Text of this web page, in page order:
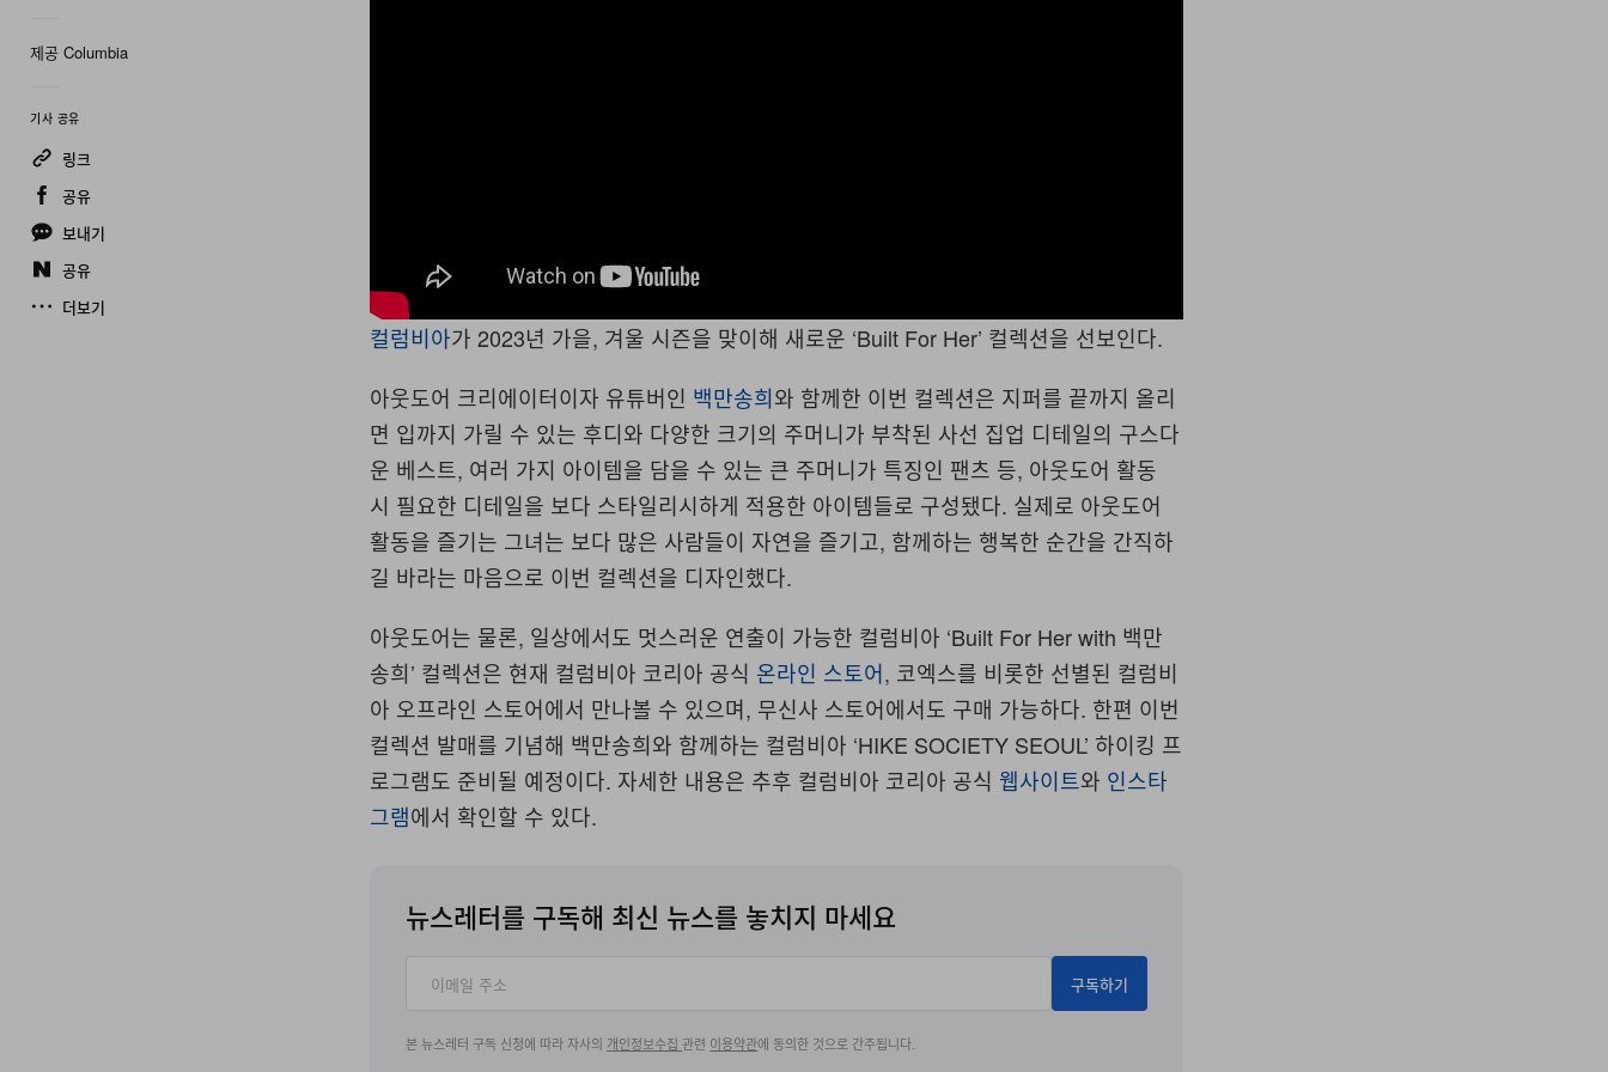
제공 Columbia
기사 공유
링크
공유
보내기
공유
더보기
?si=0OMrEnr5QWl1TEVk
컬럼비아가 2023년 가을, 겨울 시즌을 맞이해 새로운 ‘Built For Her’ 컬렉션을 선보인다.
아웃도어 크리에이터이자 유튜버인 백만송희와 함께한 이번 컬렉션은 지퍼를 끝까지 올리
면 입까지 가릴 수 있는 후디와 다양한 크기의 주머니가 부착된 사선 집업 디테일의 구스다
운 베스트, 여러 가지 아이템을 담을 수 있는 큰 주머니가 특징인 팬츠 등, 아웃도어 활동
시 필요한 디테일을 보다 스타일리시하게 적용한 아이템들로 구성됐다. 실제로 아웃도어
활동을 즐기는 그녀는 보다 많은 사람들이 자연을 즐기고, 함께하는 행복한 순간을 간직하
길 바라는 마음으로 이번 컬렉션을 디자인했다.
아웃도어는 물론, 일상에서도 멋스러운 연출이 가능한 컬럼비아 ‘Built For Her with 백만
송희’ 컬렉션은 현재 컬럼비아 코리아 공식 온라인 스토어, 코엑스를 비롯한 선별된 컬럼비
아 오프라인 스토어에서 만나볼 수 있으며, 무신사 스토어에서도 구매 가능하다. 한편 이번
컬렉션 발매를 기념해 백만송희와 함께하는 컬럼비아 ‘HIKE SOCIETY SEOUL’ 하이킹 프
로그램도 준비될 예정이다. 자세한 내용은 추후 컬럼비아 코리아 공식 웹사이트와 인스타
그램에서 확인할 수 있다.
뉴스레터를 구독해 최신 뉴스를 놓치지 마세요
구독하기
본 뉴스레터 구독 신청에 따라 자사의 개인정보수집관련 이용약관에 동의한 것으로 간주됩니다.